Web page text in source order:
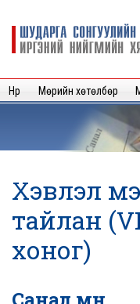
Шударга
сонгуулийн
нийгмийн
хяналт
Нүүр Мөрийн хөтөлбөр
Хэвлэл
тайлан
хоног)
Санал.мн